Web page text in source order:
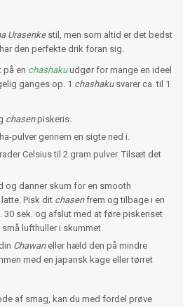
Urasenkestil, men som altid er det bedst
den perfekte drik foran sig.
på en chashaku udgør for mange en ideel
ganges op. 1 chashakusvarer ca. til 1
chasenpiskeris.
pulver gennem en sigte ned i.
Celsius til 2 gram pulver. Tilsæt det
og danner skum for en smooth
Pisk dit chasenfrem og tilbage i en
30 sek. og afslut med at føre piskeriset
lufthuller i skummet.
Chawaneller hæld den på mindre
med en japansk kage ellertørret
af smag, kan du med fordel prøve